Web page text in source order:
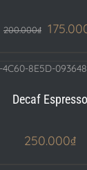
200.000₫
Decaf Espresso
250.000₫